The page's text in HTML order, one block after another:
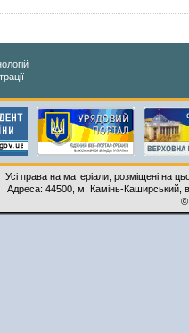
Усі права на матеріали, розміщені на
Адреса: 44500, м. Камінь-Каширський,
©